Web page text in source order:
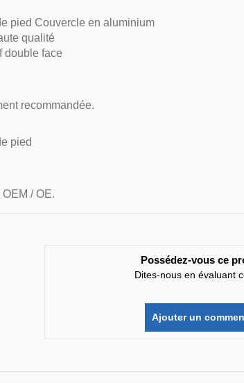
pied Couvercle en aluminium
qualité
double face
recommandée.
pied
/ OE.
Possédez-vous ce
Dites-nous en évaluant
Ajouter un